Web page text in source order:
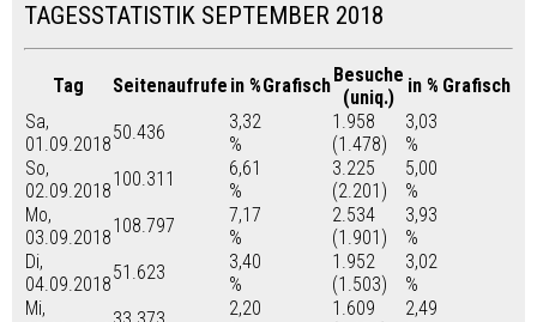
TAGESSTATISTIK SEPTEMBER 2018
Tag Seitenaufrufe in %GrafischBesuche
(uniq.)
in % Grafisch
Sa,
01.09.2018
50.436
3,32
%
1.958
(1.478)
3,03
%
So,
02.09.2018
100.311
6,61
%
3.225
(2.201)
5,00
%
Mo,
03.09.2018
108.797
7,17
%
2.534
(1.901)
3,93
%
Di,
04.09.2018
51.623
3,40
%
1.952
(1.503)
3,02
%
Mi,
2,20
1.609
2,49